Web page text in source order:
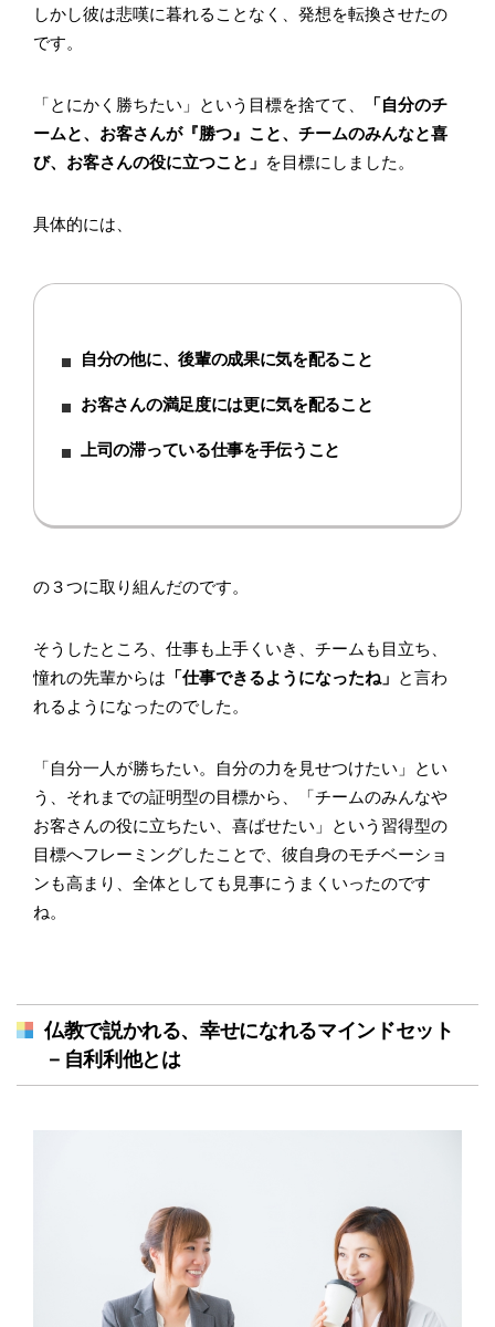
しかし彼は悲嘆に暮れることなく、発想を転換させたの
です。
「とにかく勝ちたい」という目標を捨てて、
「自分のチ
ームと、お客さんが『勝つ』こと、チームのみんなと喜
び、お客さんの役に立つこと」 を目標にしました。
具体的には、
自分の他に、後輩の成果に気を配ること
お客さんの満足度には更に気を配ること
上司の滞っている仕事を手伝うこと
の３つに取り組んだのです。
そうしたところ、仕事も上手くいき、チームも目立ち、
憧れの先輩からは 「仕事できるようになったね」 と言わ
れるようになったのでした。
「自分一人が勝ちたい。自分の力を見せつけたい」とい
う、それまでの証明型の目標から、「チームのみんなや
お客さんの役に立ちたい、喜ばせたい」という習得型の
目標へフレーミングしたことで、彼自身のモチベーショ
ンも高まり、全体としても見事にうまくいったのです
ね。
仏教で説かれる、幸せになれるマインドセット
－自利利他とは